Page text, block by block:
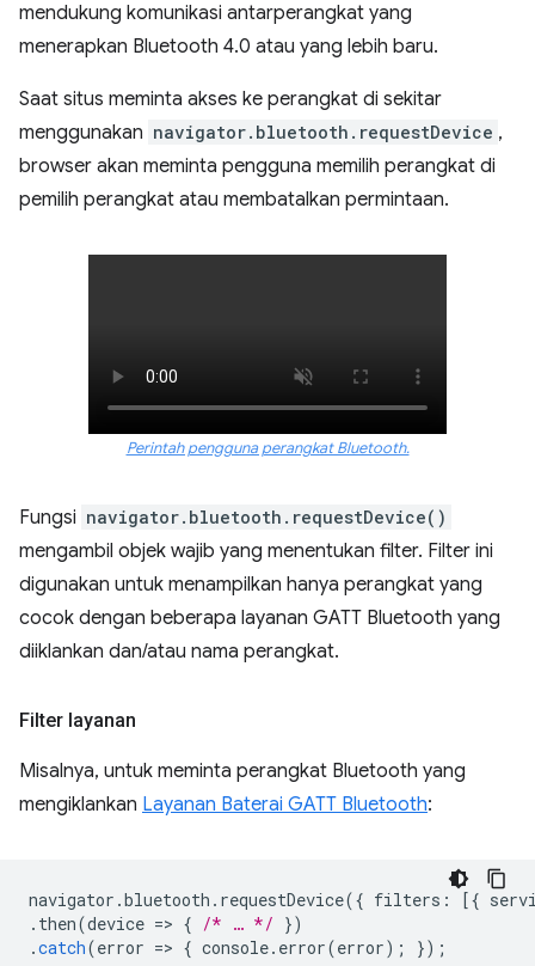
mendukung komunikasi antarperangkat yang
menerapkan Bluetooth 4.0 atau yang lebih baru.
Saat situs meminta akses ke perangkat di sekitar
menggunakan navigator.bluetooth.requestDevice ,
browser akan meminta pengguna memilih perangkat di
pemilih perangkat atau membatalkan permintaan.
Perintah pengguna perangkat Bluetooth.
Fungsi navigator.bluetooth.requestDevice()
mengambil objek wajib yang menentukan filter. Filter ini
digunakan untuk menampilkan hanya perangkat yang
cocok dengan beberapa layanan GATT Bluetooth yang
diiklankan dan/atau nama perangkat.
Filter layanan
Misalnya, untuk meminta perangkat Bluetooth yang
mengiklankan Layanan Baterai GATT Bluetooth:
navigator .bluetooth . requestDevice({ filters : [{
. then(device => { /* … */ })
.catch(error => { console. error(error); });